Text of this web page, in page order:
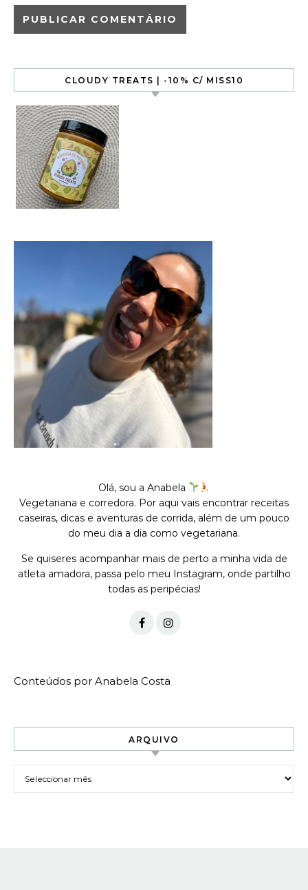
CLOUDY TREATS | -10% C/ MISS10
Olá, sou a Anabela
Vegetariana e corredora. Por aqui vais encontrar receitas
caseiras, dicas e aventuras de corrida, além de um pouco
do meu dia a dia como vegetariana.
Se quiseres acompanhar mais de perto a minha vida de
atleta amadora, passa pelo meu Instagram, onde partilho
todas as peripécias!
Conteúdos por Anabela Costa
ARQUIVO